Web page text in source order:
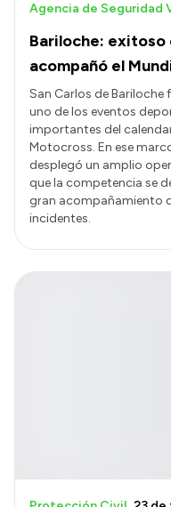
Bariloche:
acompañó el
Agencia de Seguridad
San Carlos de Bariloche
uno de los eventos
importantes del
Motocross. En ese
desplegó un amplio
que la competencia se
gran acompañamiento
incidentes.